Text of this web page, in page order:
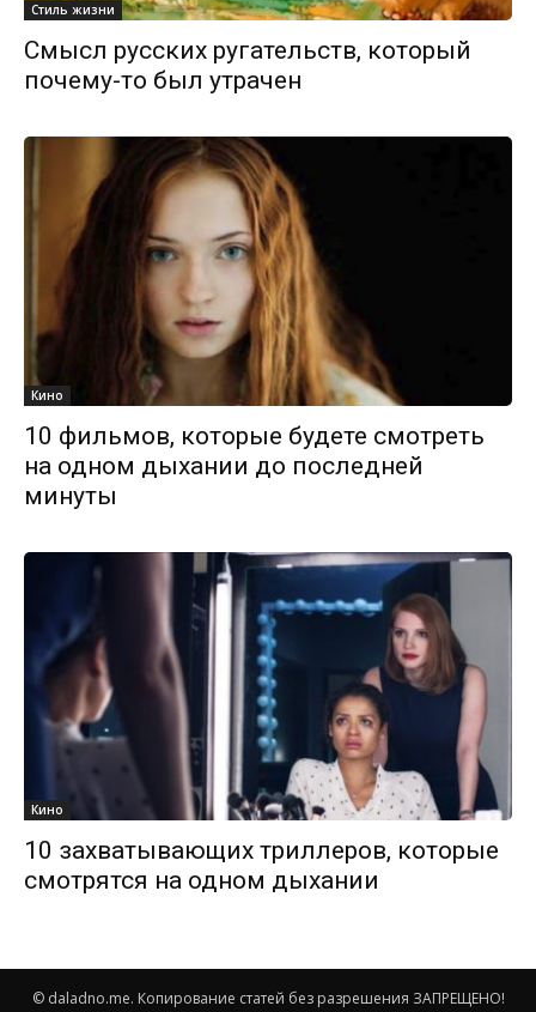
Стиль жизни
Смысл русских ругательств, который
почему-то был утрачен
Кино
10 фильмов, которые будете смотреть
на одном дыхании до последней
минуты
Кино
10 захватывающих триллеров, которые
смотрятся на одном дыхании
© daladno.me. Копирование статей без разрешения ЗАПРЕЩЕНО!